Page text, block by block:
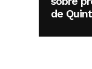
de